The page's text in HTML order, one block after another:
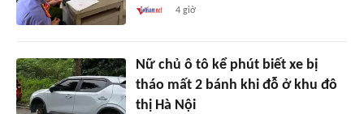
4 giờ
Nữ chủ ô tô kể phút biết xe bị
tháo mất 2 bánh khi đỗ ở khu đô
thị Hà Nội